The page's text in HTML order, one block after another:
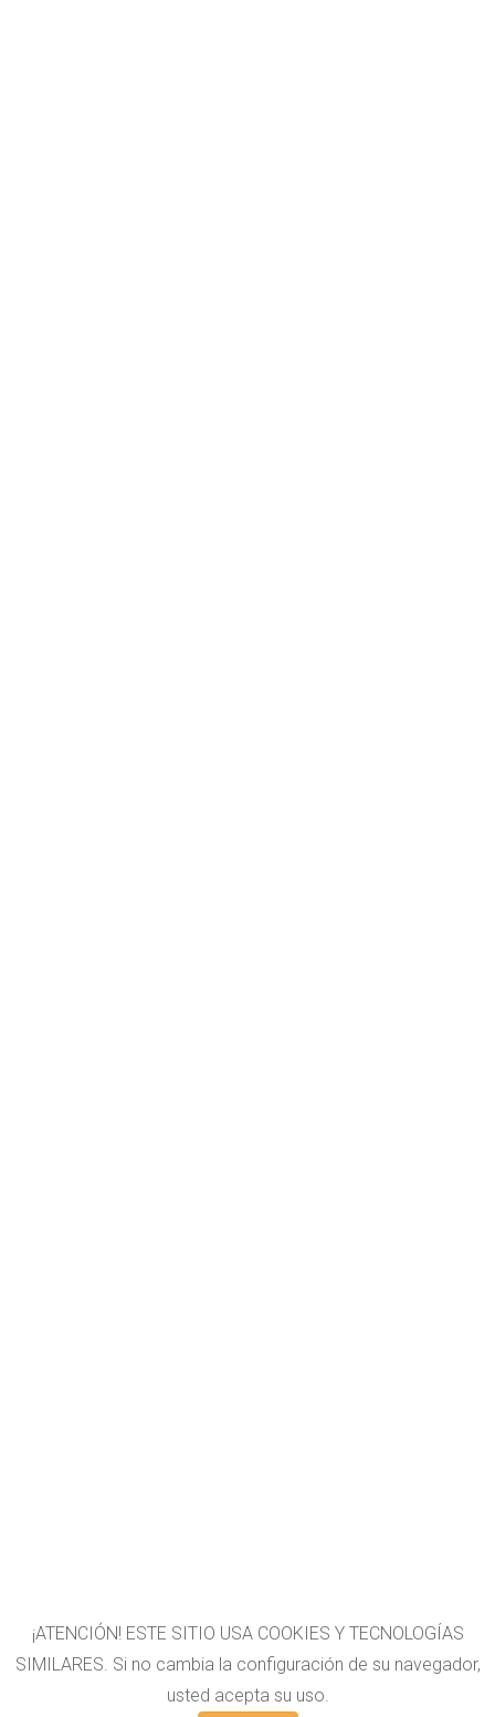
¡ATENCIÓN! ESTE SITIO USA COOKIES Y TECNOLOGÍAS
SIMILARES. Si no cambia la configuración de su navegador,
usted acepta su uso.